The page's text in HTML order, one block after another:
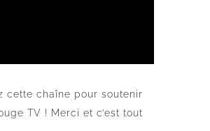
cette chaîne pour soutenir
TV ! Merci et c’est tout